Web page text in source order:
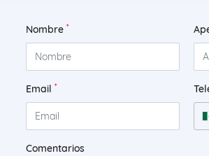
Nombre *
Email *
Comentarios